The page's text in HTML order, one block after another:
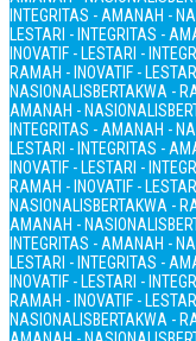
INTEGRITAS - AMANAH -
LESTARI - INTEGRITAS -
INOVATIF - LESTARI -
RAMAH - INOVATIF -
NASIONALISBERTAKWA -
AMANAH - NASIONALIS
INTEGRITAS - AMANAH -
LESTARI - INTEGRITAS -
INOVATIF - LESTARI -
RAMAH - INOVATIF -
NASIONALISBERTAKWA -
AMANAH - NASIONALIS
INTEGRITAS - AMANAH -
LESTARI - INTEGRITAS -
INOVATIF - LESTARI -
RAMAH - INOVATIF -
NASIONALISBERTAKWA -